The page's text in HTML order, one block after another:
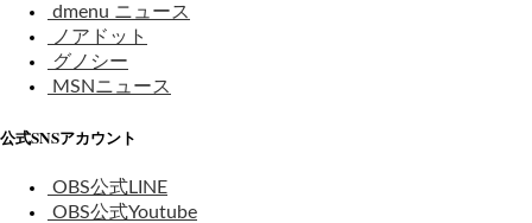
dmenu ニュース
ノアドット
グノシー
MSNニュース
公式SNSアカウント
OBS公式LINE
OBS公式Youtube